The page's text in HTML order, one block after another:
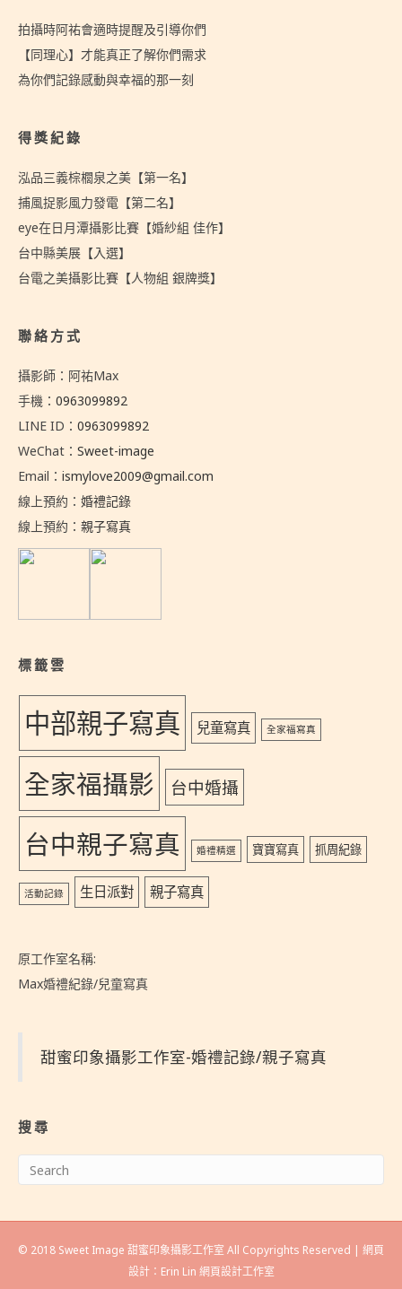
拍攝時阿祐會適時提醒及引導你們
【同理心】才能真正了解你們需求
為你們記錄感動與幸福的那一刻
得獎紀錄
泓品三義棕櫚泉之美【第一名】
捕風捉影風力發電【第二名】
eye在日月潭攝影比賽【婚紗組 佳作】
台中縣美展【入選】
台電之美攝影比賽【人物組 銀牌獎】
聯絡方式
攝影師：阿祐Max
手機： 0963099892
LINE ID： 0963099892
WeChat： Sweet-image
Email： ismylove2009@gmail.com
線上預約： 婚禮記錄
線上預約： 親子寫真
標籤雲
中部親子寫真 兒童寫真 全家福寫真
全家福攝影 台中婚攝
台中親子寫真 婚禮精選 寶寶寫真 抓周紀錄
活動記錄 生日派對 親子寫真
原工作室名稱:
Max婚禮紀錄/兒童寫真
甜蜜印象攝影工作室-婚禮記錄/親子寫真
搜尋
© 2018 Sweet Image 甜蜜印象攝影工作室 All Copyrights Reserved | 網頁
設計： Erin Lin 網頁設計工作室